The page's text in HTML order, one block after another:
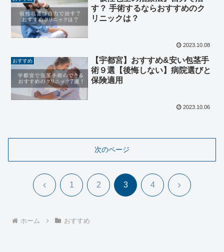
す？ 手術するならおすすめのク
リニックは？
2023.10.08
おすすめ
【宇都宮】おすすめ&安い包茎手
術９選【後悔しない】病院選びと
保険適用
2023.10.06
次のページ
前 1 2 3 4 次
ホーム おすすめ